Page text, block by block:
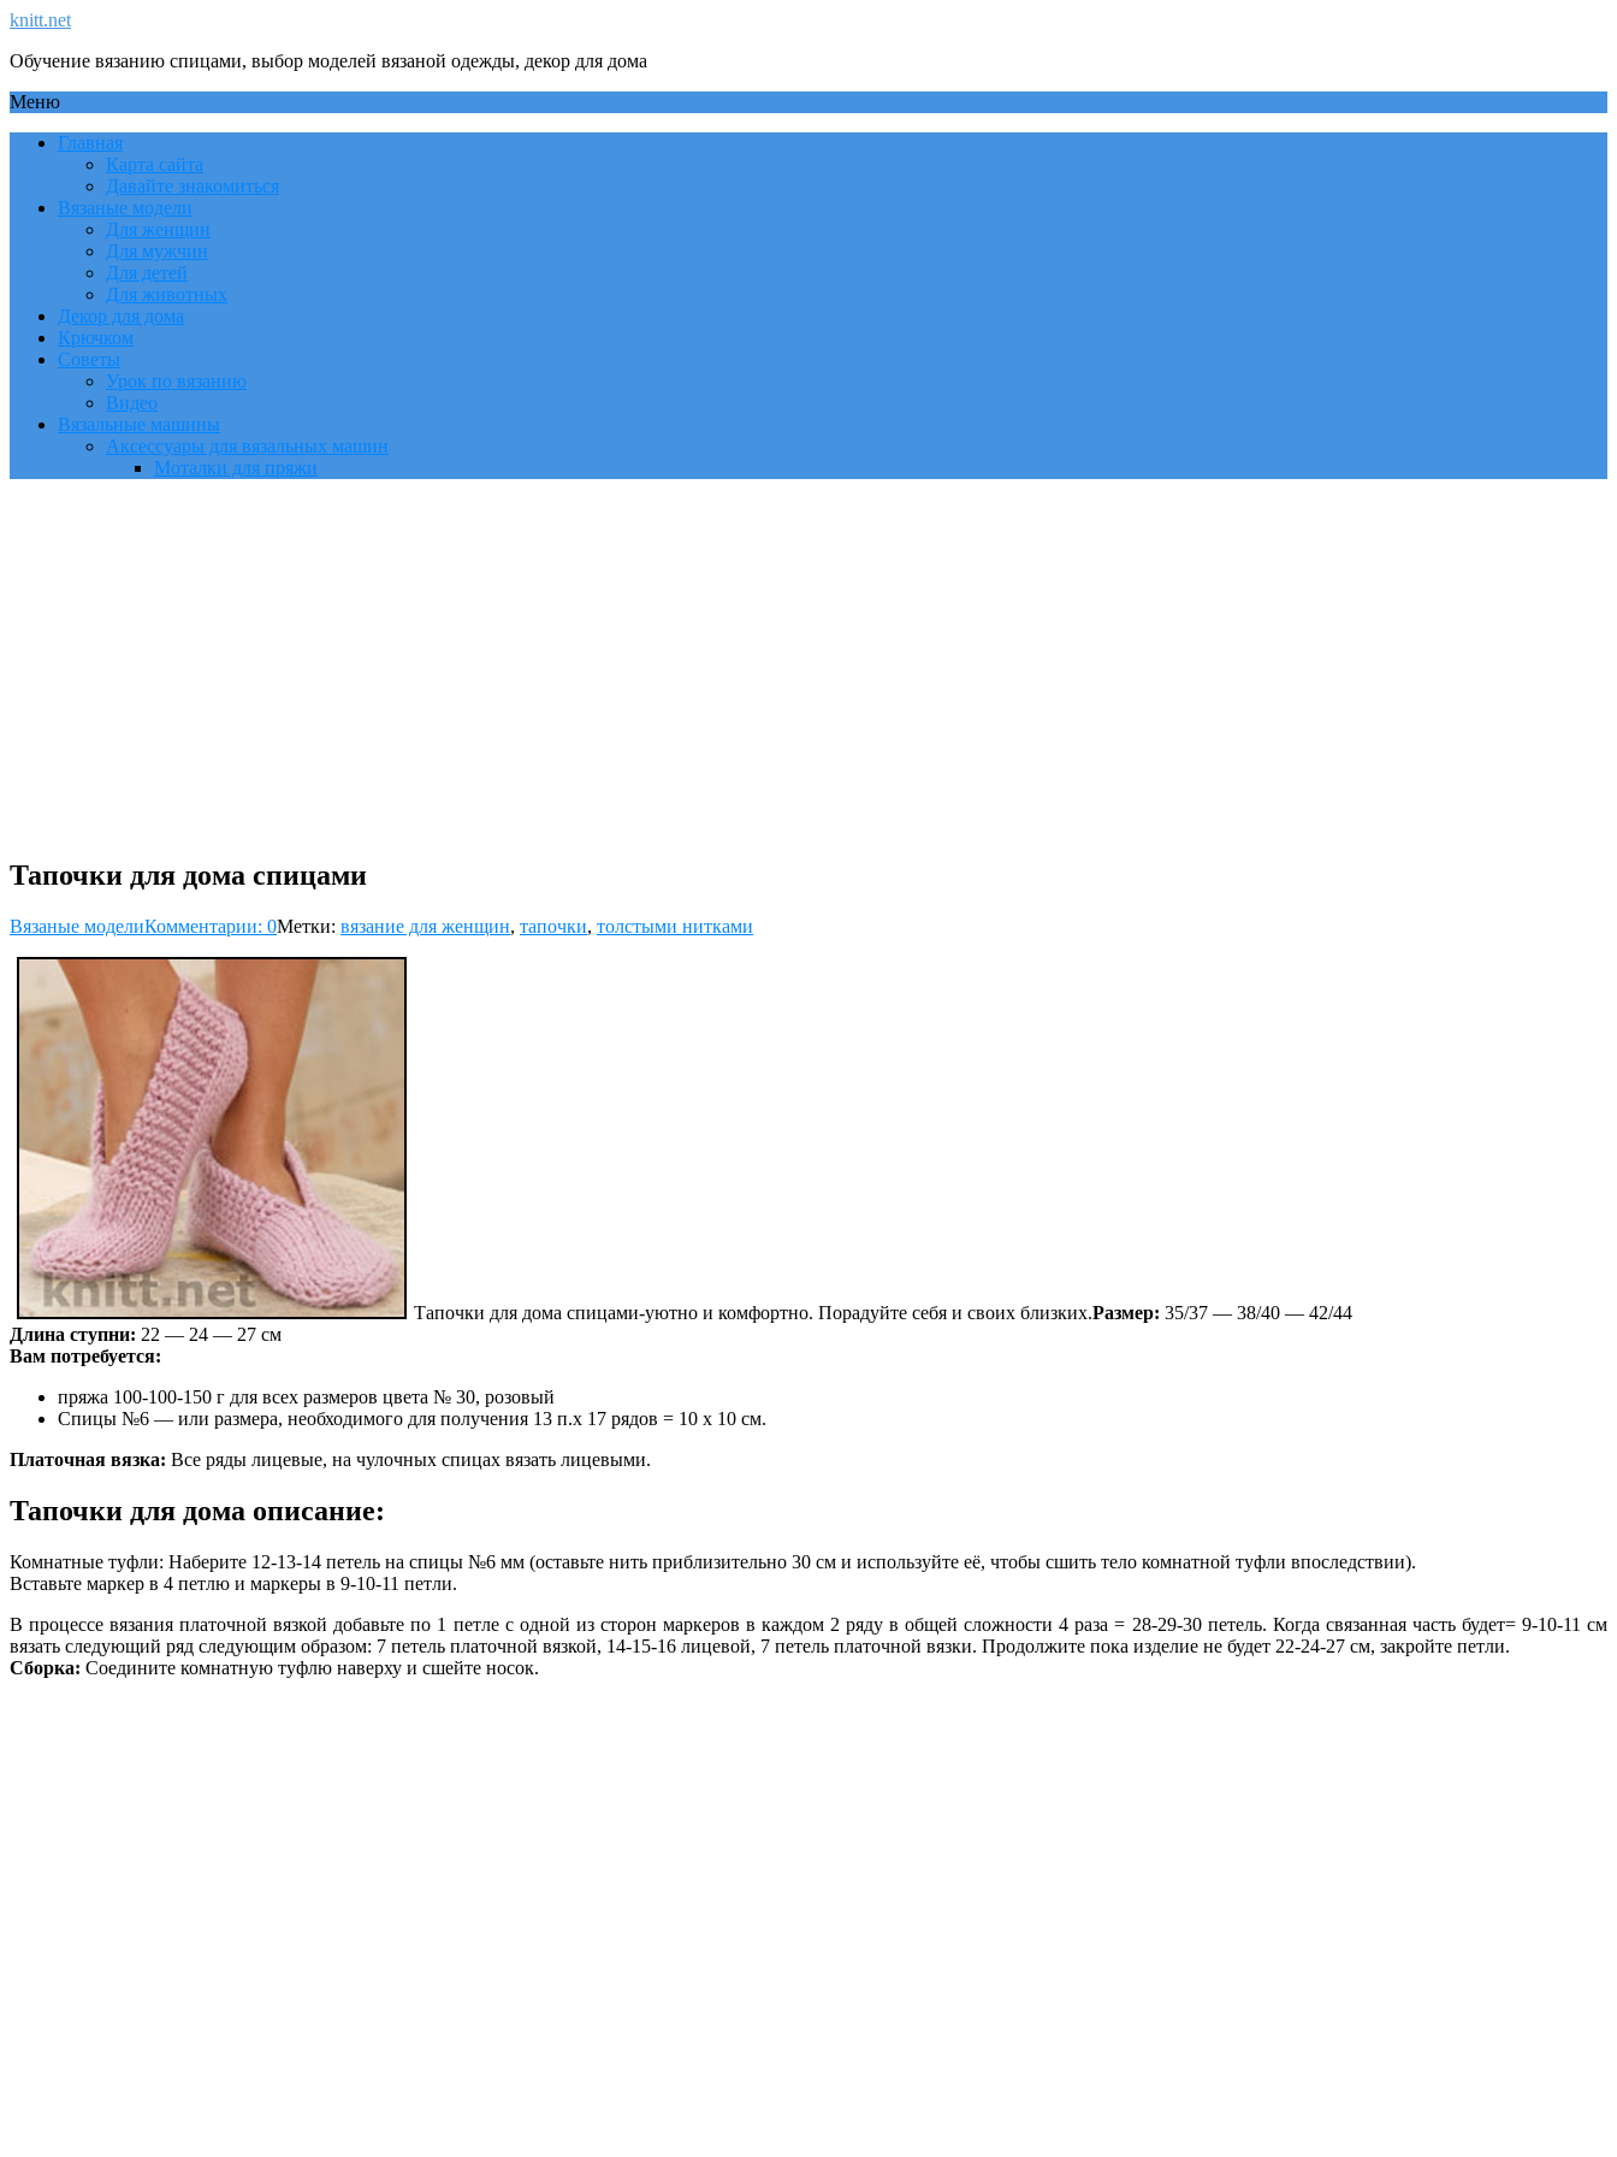
knitt.net
Обучение вязанию спицами, выбор моделей вязаной одежды, декор для дома
Меню
Главная
Карта сайта
Давайте знакомиться
Вязаные модели
Для женщин
Для мужчин
Для детей
Для животных
Декор для дома
Крючком
Советы
Урок по вязанию
Видео
Вязальные машины
Аксессуары для вязальных машин
Моталки для пряжи
Тапочки для дома спицами
Вязаные моделиКомментарии: 0Метки: вязание для женщин, тапочки, толстыми нитками
Тапочки для дома спицами-уютно и комфортно. Порадуйте себя и своих близких.Размер: 35/37 — 38/40 — 42/44
Длина ступни: 22 — 24 — 27 см
Вам потребуется:
пряжа 100-100-150 г для всех размеров цвета № 30, розовый
Спицы №6 — или размера, необходимого для получения 13 п.х 17 рядов = 10 х 10 см.
Платочная вязка: Все ряды лицевые, на чулочных спицах вязать лицевыми.
Тапочки для дома описание:
Комнатные туфли: Наберите 12-13-14 петель на спицы №6 мм (оставьте нить приблизительно 30 см и используйте её, чтобы сшить тело комнатной туфли впоследствии).
Вставьте маркер в 4 петлю и маркеры в 9-10-11 петли.
В процессе вязания платочной вязкой добавьте по 1 петле с одной из сторон маркеров в каждом 2 ряду в общей сложности 4 раза = 28-29-30 петель. Когда связанная часть будет= 9-10-11 см
вязать следующий ряд следующим образом: 7 петель платочной вязкой, 14-15-16 лицевой, 7 петель платочной вязки. Продолжите пока изделие не будет 22-24-27 см, закройте петли.
Сборка: Соедините комнатную туфлю наверху и сшейте носок.